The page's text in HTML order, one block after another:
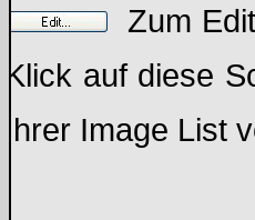
Zum
Klick auf diese
Ihrer Image List